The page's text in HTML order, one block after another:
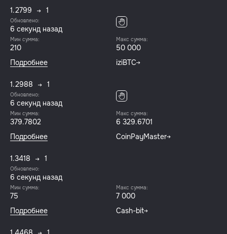
1.2799 1
Обновлено:
6 секунд назад
Мин сумма:
210
Макс сумма:
50 000
Подробнее
iziBTC
1.2988 1
Обновлено:
6 секунд назад
Мин сумма:
379.7802
Макс сумма:
6 329.6701
Подробнее
CoinPayMaster
1.3418 1
Обновлено:
6 секунд назад
Мин сумма:
75
Макс сумма:
7 000
Подробнее
Cash-bit